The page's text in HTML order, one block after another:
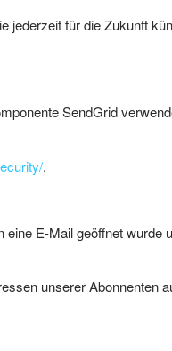
für die Zukunft
SendGrid
.
E-Mail geöffnet
unserer Abonnenten